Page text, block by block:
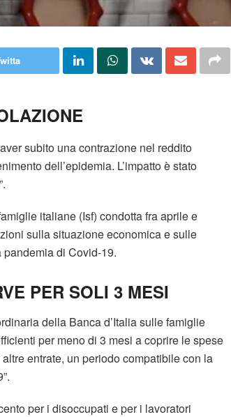
subito una contrazione nel reddito
dell’epidemia. L’impatto è stato
italiane (Isf) condotta fra aprile e
sulla situazione economica e sulle
di Covid-19.
PER SOLI 3 MESI
della Banca d’Italia sulle famiglie
per meno di 3 mesi a coprire le spese
entrate, un periodo compatibile con la
per i disoccupati e per i lavoratori